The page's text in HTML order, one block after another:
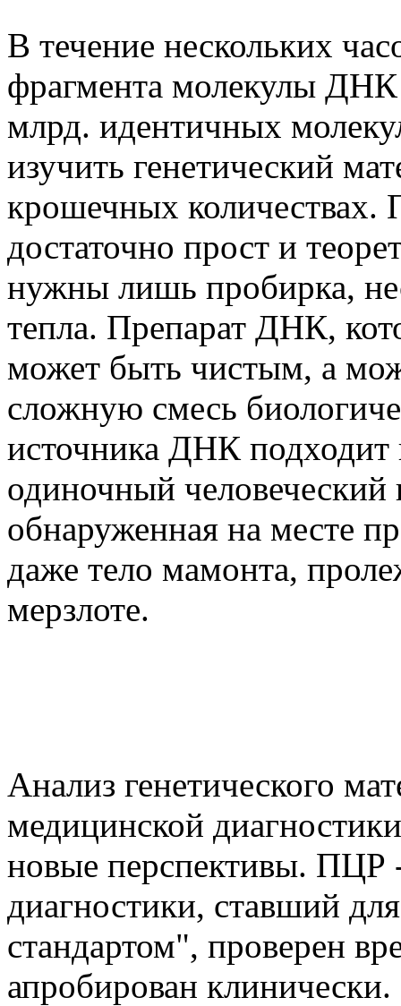
В течение нескольких
фрагмента молекулы
млрд. идентичных
изучить генетический
крошечных количествах.
достаточно прост и
нужны лишь пробирка,
тепла. Препарат ДНК,
может быть чистым, а
сложную смесь
источника ДНК подходит
одиночный человеческий
обнаруженная на месте
даже тело мамонта,
мерзлоте.
Анализ генетического
медицинской
новые перспективы. ПЦР
диагностики, ставший
стандартом", проверен
апробирован клинически.